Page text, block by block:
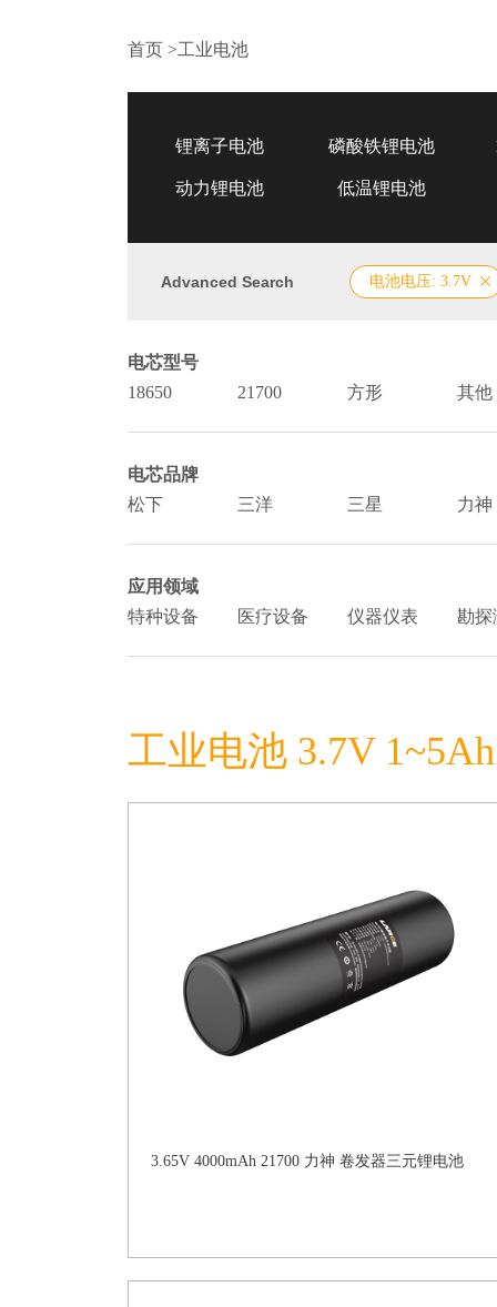
首页 >工业电池
锂离子电池 磷酸铁锂电池
动力锂电池 低温锂电池
Advanced Search 电池电压: 3.7V
电芯型号
18650
21700 方形 其他
电芯品牌
松下
三洋 三星 力神
应用领域
特种设备
医疗设备 仪器仪表 勘探
工业电池 3.7V 1~5Ah
3.65V 4000mAh 21700 力神 卷发器三元锂电池